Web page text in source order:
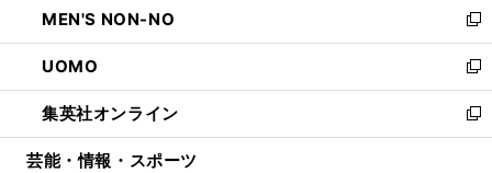
く
で
開
く
ド
ウ
で
開
く
ィ
ン
ド
ウ
で
開
い
ウ
ィ
ン
ド
ウ
MEN'S NON-NO
新
し
い
ウ
ィ
ン
UOMO
新
し
い
ウ
集英社オンライン
新
し
芸能・情報・スポーツ